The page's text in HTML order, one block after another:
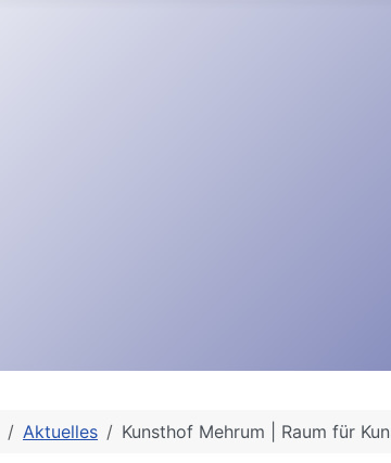
Aktuelles Kunsthof Mehrum | Raum für